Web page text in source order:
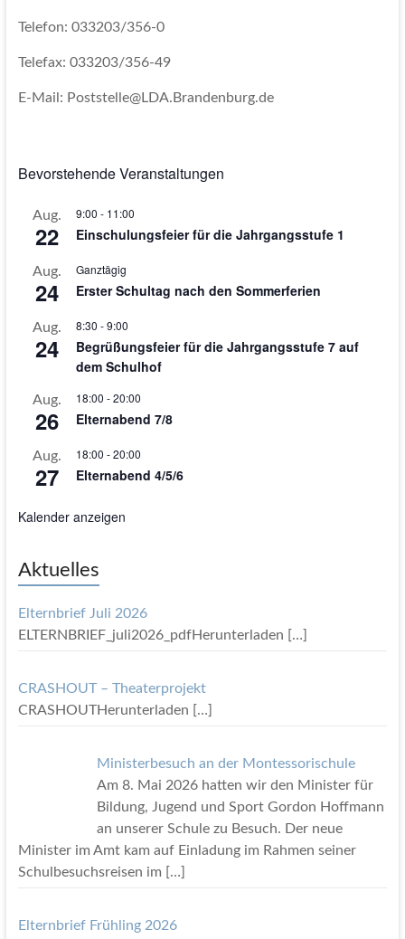
Telefon: 033203/356-0
Telefax: 033203/356-49
E-Mail: Poststelle@LDA.Brandenburg.de
Bevorstehende Veranstaltungen
Aug.
22
9:00 - 11:00
Einschulungsfeier für die Jahrgangsstufe 1
Aug.
24
Ganztägig
Erster Schultag nach den Sommerferien
Aug.
24
8:30 -9:00
Begrüßungsfeier für die Jahrgangsstufe 7 auf
dem Schulhof
Aug.
26
18:00 -20:00
Elternabend 7/8
Aug.
27
18:00 -20:00
Elternabend 4/5/6
Kalender anzeigen
Aktuelles
Elternbrief Juli 2026
ELTERNBRIEF_juli2026_pdfHerunterladen […]
CRASHOUT – Theaterprojekt
CRASHOUTHerunterladen […]
Ministerbesuch an der Montessorischule
Am 8. Mai 2026 hatten wir den Minister für
Bildung, Jugend und Sport Gordon Hoffmann
an unserer Schule zu Besuch. Der neue
Minister im Amt kam auf Einladung im Rahmen seiner
Schulbesuchsreisen im
[…]
Elternbrief Frühling 2026